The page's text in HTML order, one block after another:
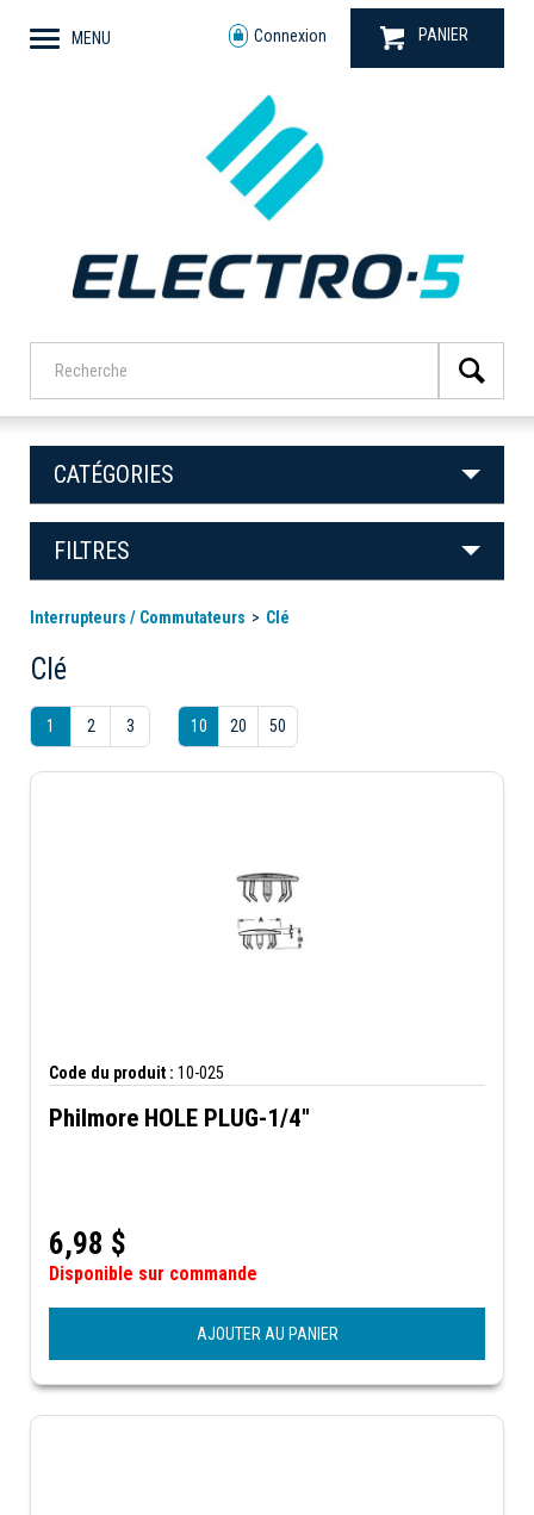
MENU Connexion PANIER
CATÉGORIES
FILTRES
Interrupteurs / Commutateurs Clé
Clé
1 2 3 10 20 50
Code du produit : 10-025
Philmore HOLE PLUG-1/4"
6,98 $
Disponible sur commande
AJOUTER AU PANIER